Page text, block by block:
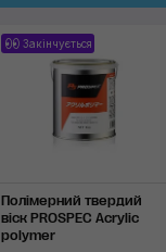
Закінчується
Полімерний твердий
віск PROSPEC Acrylic
polymer